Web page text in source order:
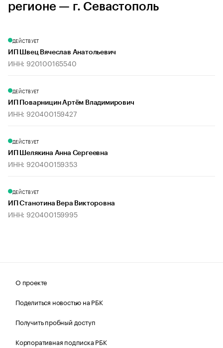
регионе — г. Севастополь
ДЕЙСТВУЕТ
ИП Швец Вячеслав Анатольевич
ИНН: 920100165540
ДЕЙСТВУЕТ
ИП Поварницин Артём Владимирович
ИНН: 920400159427
ДЕЙСТВУЕТ
ИП Шелякина Анна Сергеевна
ИНН: 920400159353
ДЕЙСТВУЕТ
ИП Станотина Вера Викторовна
ИНН: 920400159995
О проекте
Поделиться новостью на РБК
Получить пробный доступ
Корпоративная подписка РБК